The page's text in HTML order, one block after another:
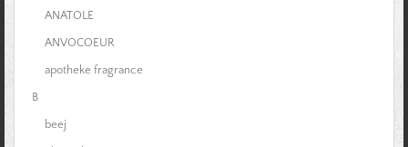
ANATOLE
ANVOCOEUR
apotheke fragrance
B
beej